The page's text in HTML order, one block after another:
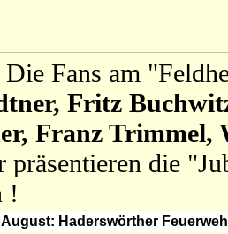
Fans am
Fritz
Franz Trimmel,
präsentieren die
!
August: Haderswörther